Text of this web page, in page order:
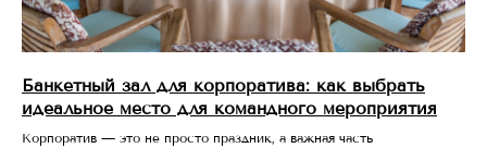
Банкетный зал для корпоратива: как выбрать
идеальное место для командного мероприятия
Корпоратив — это не просто праздник, а важная часть